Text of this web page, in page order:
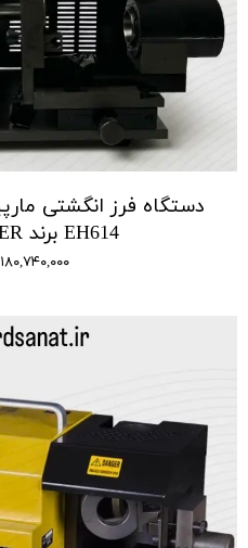
EH614 برند AST-POWER
۱۸۰,۷۴۰,۰۰۰ تومان